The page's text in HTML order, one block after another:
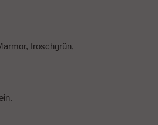
froschgrün,